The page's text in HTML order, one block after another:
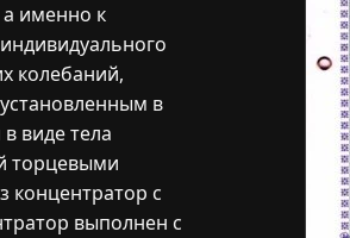
а именно к
колебаний,
в
виде тела
торцевыми
концентратор с
выполнен с